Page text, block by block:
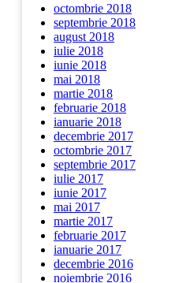
octombrie 2018
septembrie 2018
august 2018
iulie 2018
iunie 2018
mai 2018
martie 2018
februarie 2018
ianuarie 2018
decembrie 2017
octombrie 2017
septembrie 2017
iulie 2017
iunie 2017
mai 2017
martie 2017
februarie 2017
ianuarie 2017
decembrie 2016
noiembrie 2016